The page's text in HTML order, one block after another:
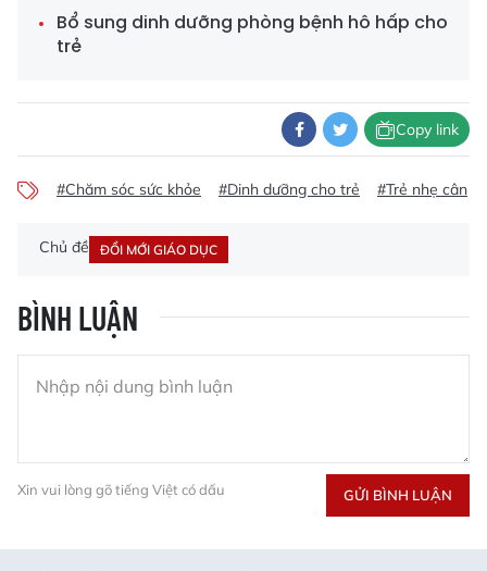
Bổ sung dinh dưỡng phòng bệnh hô hấp cho
trẻ
Copy link
#Chăm sóc sức khỏe #Dinh dưỡng cho trẻ #Trẻ nhẹ cân
Chủ đề ĐỔI MỚI GIÁO DỤC
BÌNH LUẬN
Xin vui lòng gõ tiếng Việt có dấu GỬI BÌNH LUẬN